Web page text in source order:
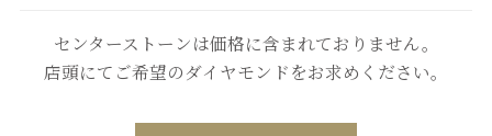
センターストーンは価格に含まれておりません。
店頭にてご希望のダイヤモンドをお求めください。